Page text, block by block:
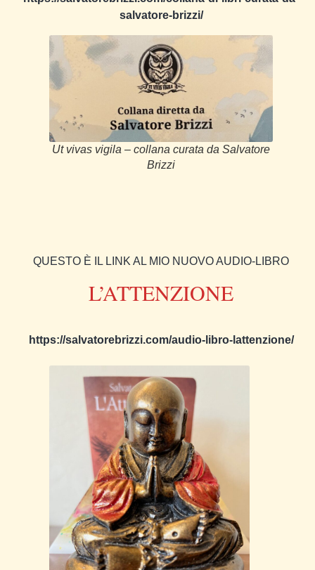
salvatore-brizzi/
Ut vivas vigila – collana curata da Salvatore
Brizzi
QUESTO È IL LINK AL MIO NUOVO AUDIO-LIBRO
L’ATTENZIONE
https://salvatorebrizzi.com/audio-libro-lattenzione/